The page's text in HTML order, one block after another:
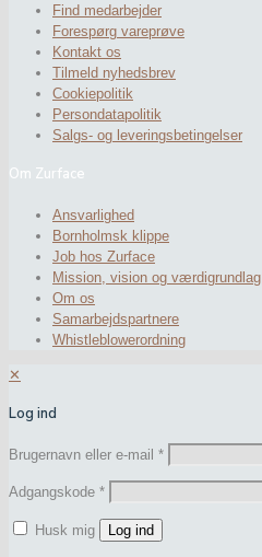
Find medarbejder
Forespørg vareprøve
Kontakt os
Tilmeld nyhedsbrev
Cookiepolitik
Persondatapolitik
Salgs- og leveringsbetingelser
Om Zurface
Ansvarlighed
Bornholmsk klippe
Job hos Zurface
Mission, vision og værdigrundlag
Om os
Samarbejdspartnere
Whistleblowerordning
✕
Log ind
Brugernavn eller e-mail *
Adgangskode *
Husk mig Log ind